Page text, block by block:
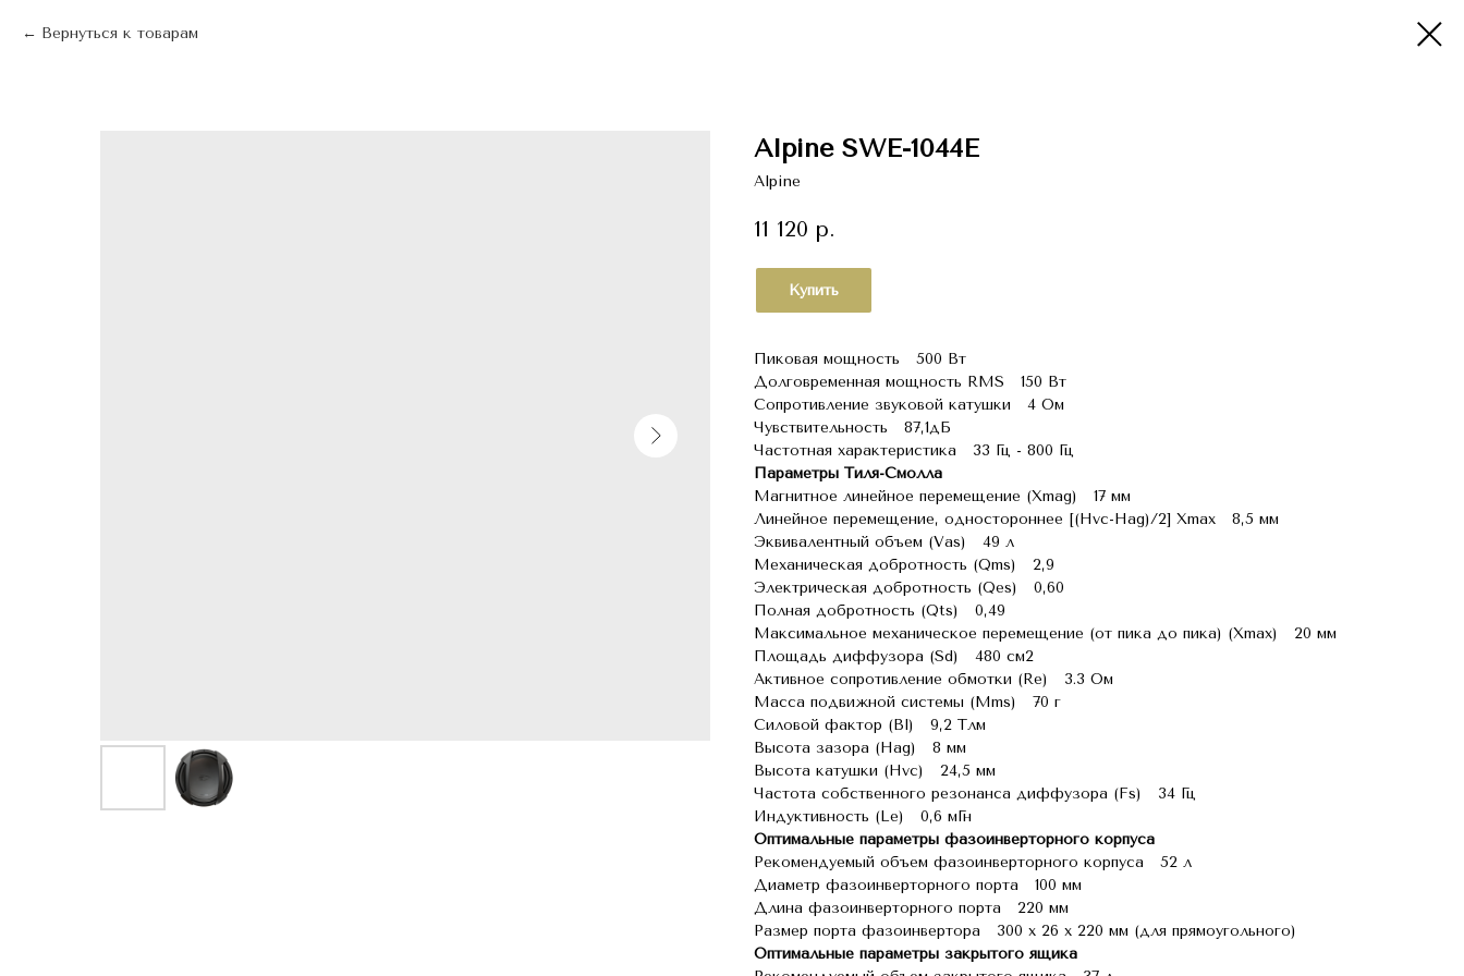
Вернуться к товарам
Alpine SWE-1044E
Alpine
11 120 р.
Купить
Пиковая мощность 500 Вт
Долговременная мощность RMS 150 Вт
Сопротивление звуковой катушки 4 Ом
Чувствительность 87,1дБ
Частотная характеристика 33 Гц - 800 Гц
Параметры Тиля-Смолла
Магнитное линейное перемещение (Xmag) 17 мм
Линейное перемещение, одностороннее [(Hvc-Hag)/2] Xmax 8,5 мм
Эквивалентный объем (Vas) 49 л
Механическая добротность (Qms) 2,9
Электрическая добротность (Qes) 0,60
Полная добротность (Qts) 0,49
Максимальное механическое перемещение (от пика до пика) (Xmax) 20 мм
Площадь диффузора (Sd) 480 см2
Активное сопротивление обмотки (Re) 3.3 Ом
Масса подвижной системы (Mms) 70 г
Силовой фактор (Bl) 9,2 Тлм
Высота зазора (Hag) 8 мм
Высота катушки (Hvc) 24,5 мм
Частота собственного резонанса диффузора (Fs) 34 Гц
Индуктивность (Le) 0,6 мГн
Оптимальные параметры фазоинверторного корпуса
Рекомендуемый объем фазоинверторного корпуса 52 л
Диаметр фазоинверторного порта 100 мм
Длина фазоинверторного порта 220 мм
Размер порта фазоинвертора 300 x 26 х 220 мм (для прямоугольного)
Оптимальные параметры закрытого ящика